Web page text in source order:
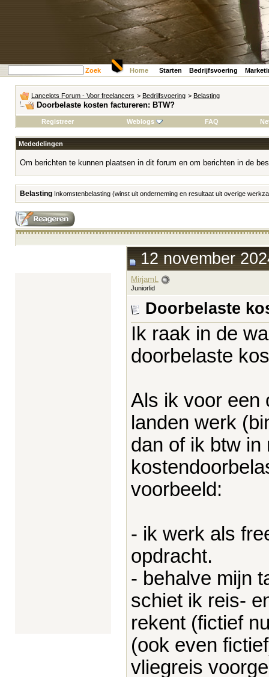
Zoek Home Starten Bedrijfsvoering
Lancelots Forum - Voor freelancers > Bedrijfsvoering > Belasting
Doorbelaste kosten factureren: BTW?
Registreer Weblogs FAQ
Mededelingen
Om berichten te kunnen plaatsen in dit forum en om berichten in de
Belasting Inkomstenbelasting (winst uit onderneming en resultaat uit overige
12 november
MirjamL
Juniorlid
Doorbelaste
Ik raak in de
doorbelaste
Als ik voor een
landen werk
dan of ik btw in
voorbeeld:
- ik werk als
opdracht.
- behalve mijn
schiet ik reis-
rekent (fictief
(ook even
vliegreis